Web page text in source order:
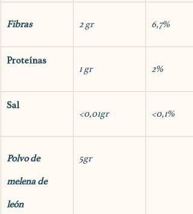
Fibras 2 gr 6,7%
Proteínas
1 gr 2%
Sal
<0,01gr <0,1%
Polvo de
melena de
león
5gr